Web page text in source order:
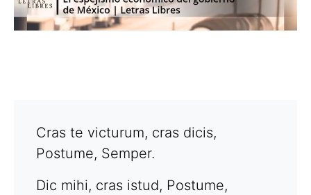
Cras te victurum, cras dicis,
Postume, Semper.
Dic mihi, cras istud, Postume,